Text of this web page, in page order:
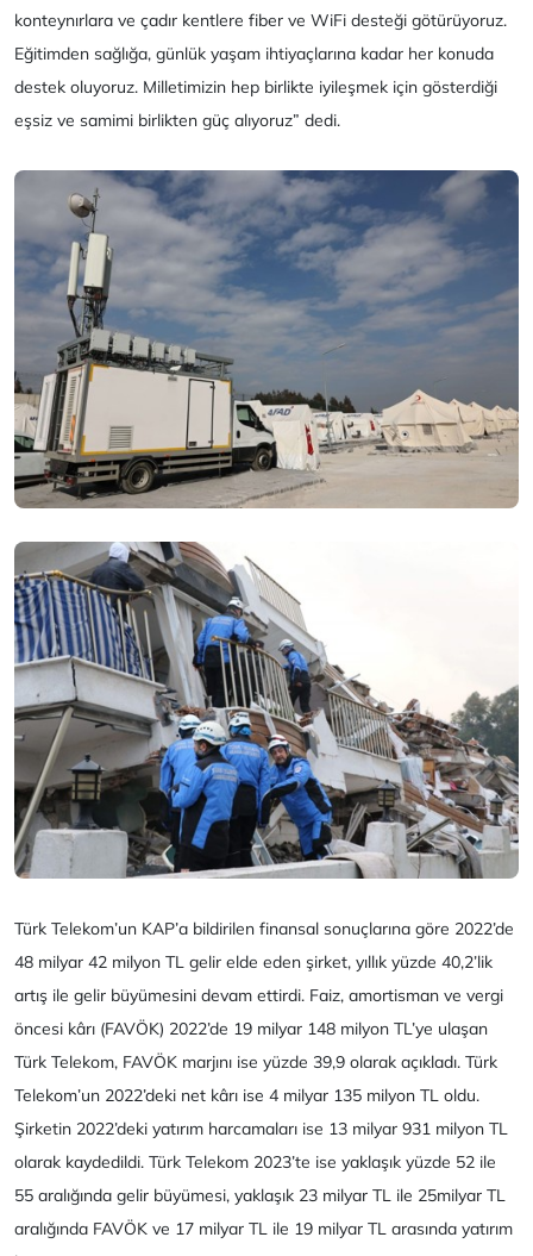
konteynırlara ve çadır kentlere fiber ve WiFi desteği götürüyoruz.
Eğitimden sağlığa, günlük yaşam ihtiyaçlarına kadar her konuda
destek oluyoruz. Milletimizin hep birlikte iyileşmek için gösterdiği
eşsiz ve samimi birlikten güç alıyoruz” dedi.
Türk Telekom’un KAP’a bildirilen finansal sonuçlarına göre 2022’de
48 milyar 42 milyon TL gelir elde eden şirket, yıllık yüzde 40,2’lik
artış ile gelir büyümesini devam ettirdi. Faiz, amortisman ve vergi
öncesi kârı (FAVÖK) 2022’de 19 milyar 148 milyon TL’ye ulaşan
Türk Telekom, FAVÖK marjını ise yüzde 39,9 olarak açıkladı. Türk
Telekom’un 2022’deki net kârı ise 4 milyar 135 milyon TL oldu.
Şirketin 2022’deki yatırım harcamaları ise 13 milyar 931 milyon TL
olarak kaydedildi. Türk Telekom 2023’te ise yaklaşık yüzde 52 ile
55 aralığında gelir büyümesi, yaklaşık 23 milyar TL ile 25milyar TL
aralığında FAVÖK ve 17 milyar TL ile 19 milyar TL arasında yatırım